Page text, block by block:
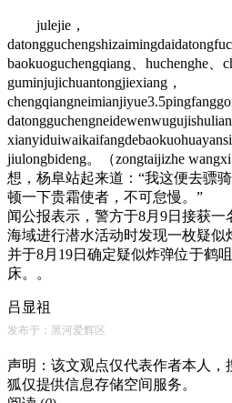
julejie，
baokuoguchengqiang、huchenghe、
guminjujichuantongjiexiang，
jiulongbideng。（zongtaijizhe
想，杨阜站起来道：“我这便去骠
顿一下贵霜使者，不可怠慢。”
闻公报表示，警方于8月9日接获
海域进行潜水活动时发现一枚疑似
并于8月19日确定疑似炸弹位于鹤
床。。
吕显祖
发布于：黑河爱辉区
声明：该文观点仅代表作者本人，
狐仅提供信息存储空间服务。